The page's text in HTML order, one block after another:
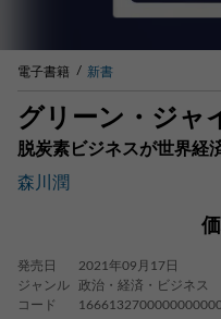
電子書籍 新書
グリーン・ジャ
脱炭素ビジネスが世界経
森川潤
発売日
2021年09月17日
ジャンル
政治・経済・ビジネス
コード